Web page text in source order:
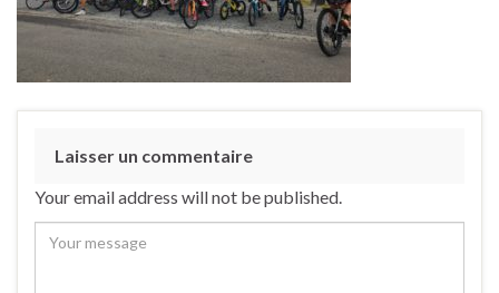
Laisser un commentaire
Your email address will not be published.